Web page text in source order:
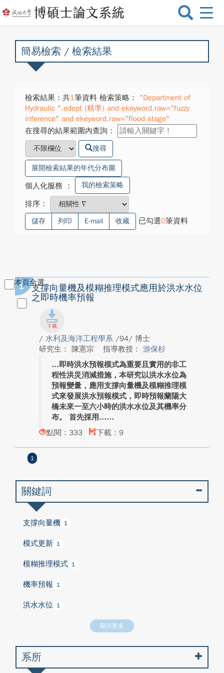
選
換
簡易檢索 / 檢索結果
檢索結果：共1筆資料 檢索策略：
"Department of
Hydraulic ".edept (精準) and ekeyword.raw="fuzzy
inference" and ekeyword.raw="flood stage"
在搜尋的結果範圍內查詢：
搜尋
展開檢索結果的年代分布圖
個人化服務 ： 我的檢索策略
排序：
儲存 列印 E-mail 收藏 已勾選0筆資料
本頁全選
1
支撐向量機及模糊推理模式應用於洪水水位
之即時機率預報
/ 水利及海洋工程學系 /94/ 博士
研究生： 陳憲宗
指導教授： 游保杉
即時洪水預報模式為重要且實用的非工
程性洪災消減措施，本研究以洪水水位為
預報變量，應用支撐向量機及模糊推理模
式來發展洪水預報模式，即時預報蘭陽大
橋未來一至六小時的洪水水位及其機率分
布。 首先採用...
點閱：333
下載：9
1
關鍵詞
支撐向量機 1
模式更新 1
模糊推理模式 1
機率預報 1
洪水水位 1
顯示更多
系所